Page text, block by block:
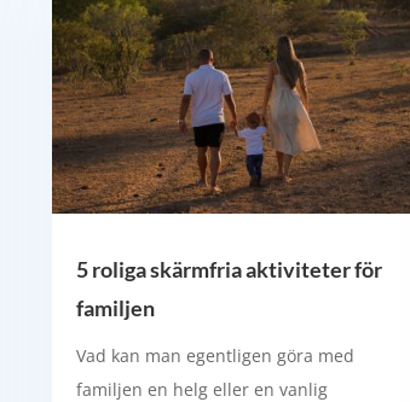
5 roliga skärmfria aktiviteter för
familjen
Vad kan man egentligen göra med
familjen en helg eller en vanlig